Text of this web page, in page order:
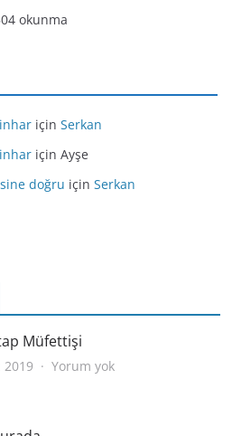
okunma
için Serkan
için Ayşe
doğru için Serkan
Müfettişi
2019 Yorum yokYeminli